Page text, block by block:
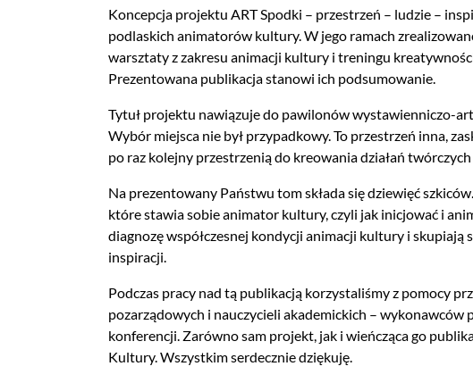
Koncepcja projektu ART Spodki – przestrzeń – ludzie –
podlaskich animatorów kultury. W jego ramach
warsztaty z zakresu animacji kultury i treningu
Prezentowana publikacja stanowi ich podsumowanie.
Tytuł projektu nawiązuje do pawilonów wystawienniczo-
Wybór miejsca nie był przypadkowy. To przestrzeń inna,
po raz kolejny przestrzenią do kreowania działań
Na prezentowany Państwu tom składa się dziewięć
które stawia sobie animator kultury, czyli jak inicjować i
diagnozę współczesnej kondycji animacji kultury i skupiają
inspiracji.
Podczas pracy nad tą publikacją korzystaliśmy z pomocy
pozarządowych i nauczycieli akademickich –
konferencji. Zarówno sam projekt, jak i wieńcząca go
Kultury. Wszystkim serdecznie dziękuję.